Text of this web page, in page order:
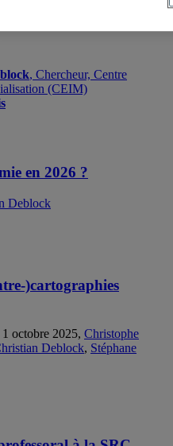
en 2011
, Chercheur, Centre
(CEIM)
en 2026 ?
Deblock
)cartographies
octobre 2025, Christophe
Deblock, Stéphane